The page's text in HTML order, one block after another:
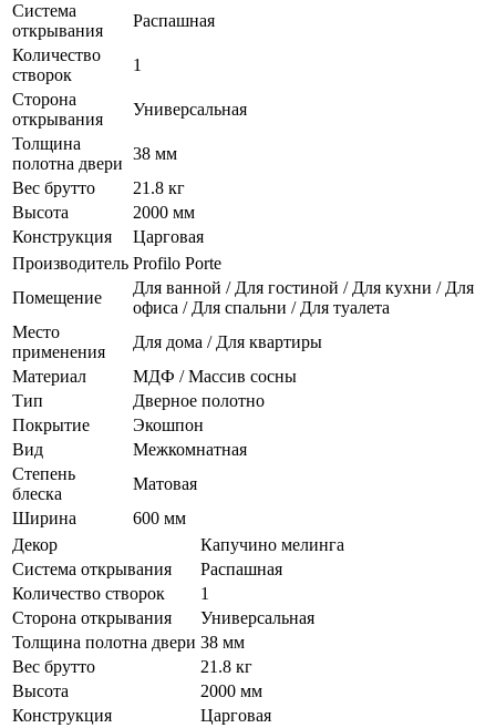
Система
открывания
Распашная
Количество
створок
1
Сторона
открывания
Универсальная
Толщина
полотна двери
38 мм
Вес брутто
21.8 кг
Высота
2000 мм
Конструкция
Царговая
Производитель Profilo Porte
Помещение
Для ванной / Для гостиной / Для кухни / Для
офиса / Для спальни / Для туалета
Место
применения
Для дома / Для квартиры
Материал
МДФ / Массив сосны
Тип
Дверное полотно
Покрытие
Экошпон
Вид
Межкомнатная
Степень
блеска
Матовая
Ширина
600 мм
Декор
Капучино мелинга
Система открывания
Распашная
Количество створок
1
Сторона открывания
Универсальная
Толщина полотна двери 38 мм
Вес брутто
21.8 кг
Высота
2000 мм
Конструкция
Царговая